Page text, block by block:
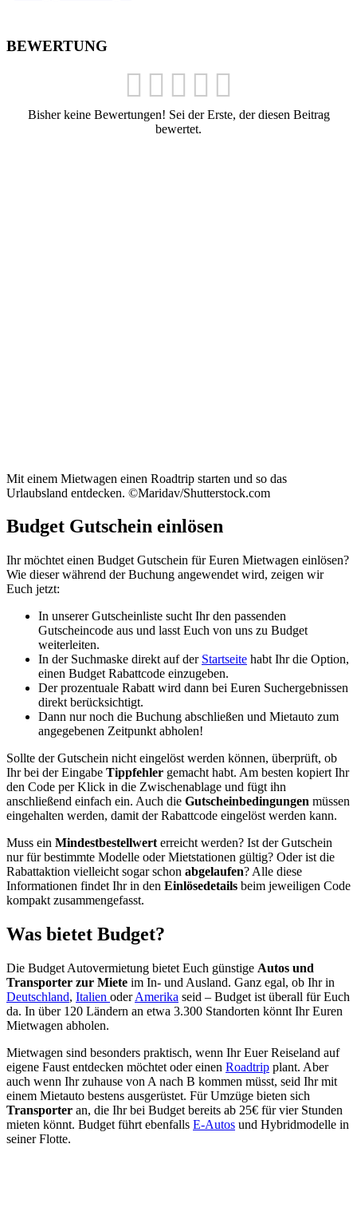
BEWERTUNG
Bisher keine Bewertungen! Sei der Erste, der diesen Beitrag
bewertet.
Mit einem Mietwagen einen Roadtrip starten und so das
Urlaubsland entdecken. ©Maridav/Shutterstock.com
Budget Gutschein einlösen
Ihr möchtet einen Budget Gutschein für Euren Mietwagen einlösen?
Wie dieser während der Buchung angewendet wird, zeigen wir
Euch jetzt:
In unserer Gutscheinliste sucht Ihr den passenden
Gutscheincode aus und lasst Euch von uns zu Budget
weiterleiten.
In der Suchmaske direkt auf der Startseite habt Ihr die Option,
einen Budget Rabattcode einzugeben.
Der prozentuale Rabatt wird dann bei Euren Suchergebnissen
direkt berücksichtigt.
Dann nur noch die Buchung abschließen und Mietauto zum
angegebenen Zeitpunkt abholen!
Sollte der Gutschein nicht eingelöst werden können, überprüft, ob
Ihr bei der Eingabe Tippfehler gemacht habt. Am besten kopiert Ihr
den Code per Klick in die Zwischenablage und fügt ihn
anschließend einfach ein. Auch die Gutscheinbedingungen müssen
eingehalten werden, damit der Rabattcode eingelöst werden kann.
Muss ein Mindestbestellwert erreicht werden? Ist der Gutschein
nur für bestimmte Modelle oder Mietstationen gültig? Oder ist die
Rabattaktion vielleicht sogar schon abgelaufen? Alle diese
Informationen findet Ihr in den Einlösedetails beim jeweiligen Code
kompakt zusammengefasst.
Was bietet Budget?
Die Budget Autovermietung bietet Euch günstige Autos und
Transporter zur Miete im In- und Ausland. Ganz egal, ob Ihr in
Deutschland, Italien oderAmerika seid – Budget ist überall für Euch
da. In über 120 Ländern an etwa 3.300 Standorten könnt Ihr Euren
Mietwagen abholen.
Mietwagen sind besonders praktisch, wenn Ihr Euer Reiseland auf
eigene Faust entdecken möchtet oder einen Roadtrip plant. Aber
auch wenn Ihr zuhause von A nach B kommen müsst, seid Ihr mit
einem Mietauto bestens ausgerüstet. Für Umzüge bieten sich
Transporter an, die Ihr bei Budget bereits ab 25€ für vier Stunden
mieten könnt. Budget führt ebenfalls E-Autos und Hybridmodelle in
seiner Flotte.